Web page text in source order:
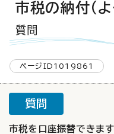
市税の納付（よ
質問
ページID1019861
質問
市税を口座振替できま